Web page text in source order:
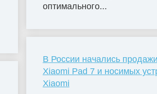
оптимального...
В России начались
Xiaomi Pad 7 и носимых
Xiaomi